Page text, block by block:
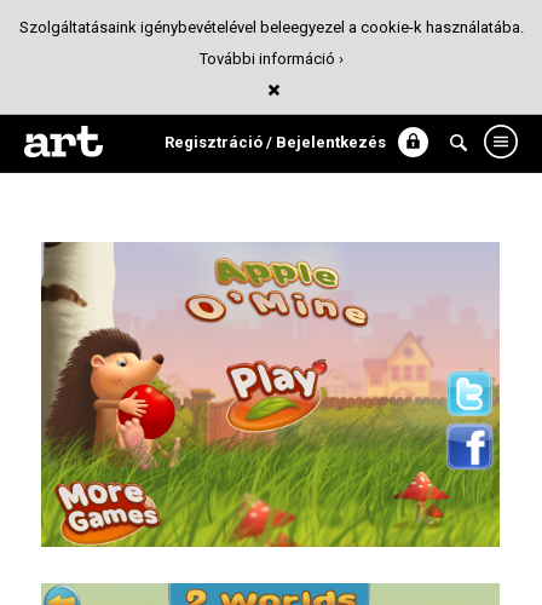
Regisztráció / Bejelentkezés
Apple O'Mine
Játék design
Szolgáltatásaink igénybevételével beleegyezel a cookie-k használatába.
További információ ›